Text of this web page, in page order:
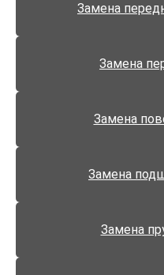
Замена
Замена
Замена
Замена
Замена